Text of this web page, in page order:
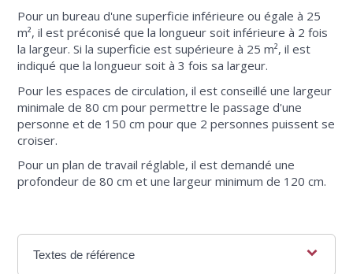
Pour un bureau d'une superficie inférieure ou égale à 25
m², il est préconisé que la longueur soit inférieure à 2 fois
la largeur. Si la superficie est supérieure à 25 m², il est
indiqué que la longueur soit à 3 fois sa largeur.
Pour les espaces de circulation, il est conseillé une largeur
minimale de 80 cm pour permettre le passage d'une
personne et de 150 cm pour que 2 personnes puissent se
croiser.
Pour un plan de travail réglable, il est demandé une
profondeur de 80 cm et une largeur minimum de 120 cm.
Textes de référence